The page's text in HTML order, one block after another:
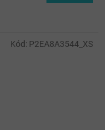
Kód: P2EA8A3544_XS